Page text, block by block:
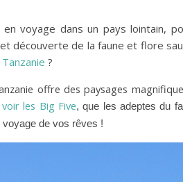
voyage dans un pays lointain,
découverte de la faune et flore
?
offre des paysages
les Big Five, que les adeptes du
de vos rêves !